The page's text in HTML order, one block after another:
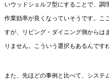
いウッドシェルフ型にすることで、調
作業効率が良くなっていそうです。こ
すが、リビング・ダイニング側からは
りません。こういう選択もあるんですね
また、先ほどの事例と比べて、システ